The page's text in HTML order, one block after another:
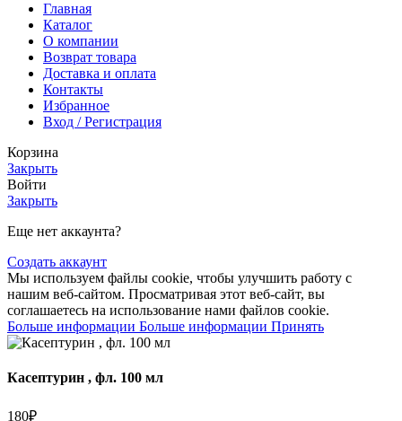
Главная
Каталог
О компании
Возврат товара
Доставка и оплата
Контакты
Избранное
Вход / Регистрация
Корзина
Закрыть
Войти
Закрыть
Еще нет аккаунта?
Создать аккаунт
Мы используем файлы cookie, чтобы улучшить работу с
нашим веб-сайтом. Просматривая этот веб-сайт, вы
соглашаетесь на использование нами файлов cookie.
Больше информации Больше информации Принять
Касептурин , фл. 100 мл
180₽